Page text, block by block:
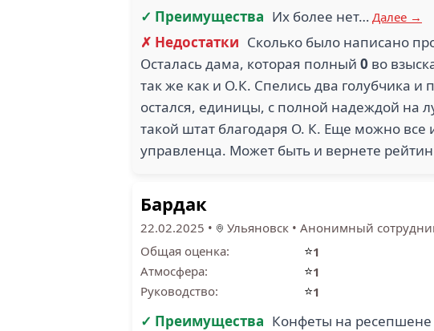
✓ Преимущества Их более нет… Далее →
✗ Недостатки Сколько было написано
Осталась дама, которая полный 0 во
так же как и О.К. Спелись два голубчика и
остался, единицы, с полной надеждой на
такой штат благодаря О. К. Еще можно все
управленца. Может быть и вернете
Бардак
22.02.2025 • Ульяновск • Анонимный
Общая оценка:
⭐1
Атмосфера:
⭐1
Руководство:
⭐1
✓ Преимущества Конфеты на ресепшене